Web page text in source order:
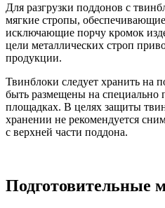
Для разгрузки поддонов с
мягкие стропы,
исключающие порчу кромок
цели металлических строп
продукции.
Твинблоки следует хранить на
быть размещены на специально
площадках. В целях защиты
хранении не рекомендуется
с верхней части поддона.
Подготовительные